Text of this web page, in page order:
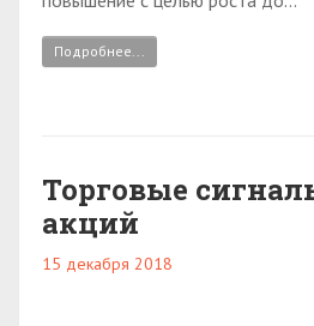
Подробнее...
Торговые
акций
15 декабря 2018